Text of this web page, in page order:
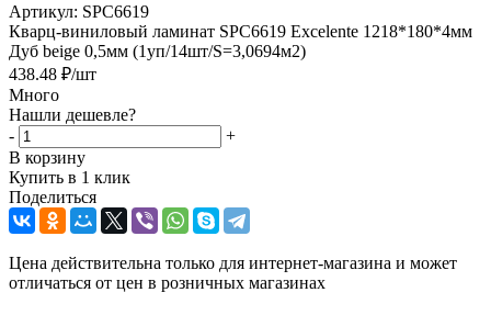
Артикул: SPC6619
Кварц-виниловый ламинат SPC6619 Excelente 1218*180*4мм
Дуб beige 0,5мм (1уп/14шт/S=3,0694м2)
438.48 ₽/шт
Много
Нашли дешевле?
-
+
В корзину
Купить в 1 клик
Поделиться
Цена действительна только для интернет-магазина и может
отличаться от цен в розничных магазинах